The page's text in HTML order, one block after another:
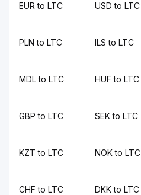
EUR to LTC USD to LTC
PLN to LTC ILS to LTC
MDL to LTC HUF to LTC
GBP to LTC SEK to LTC
KZT to LTC NOK to LTC
CHF to LTC DKK to LTC